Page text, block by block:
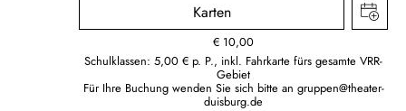
Karten
€ 10,00
Schulklassen: 5,00 € p. P., inkl. Fahrkarte fürs gesamte VRR-
Gebiet
Für Ihre Buchung wenden Sie sich bitte an gruppen@theater-
duisburg.de